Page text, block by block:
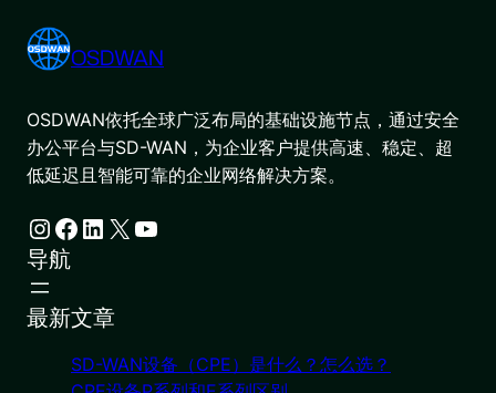
OSDWAN
OSDWAN依托全球广泛布局的基础设施节点，通过安全
办公平台与SD-WAN，为企业客户提供高速、稳定、超
低延迟且智能可靠的企业网络解决方案。
Instagram Facebook LinkedIn X YouTube
导航
最新文章
SD-WAN设备（CPE）是什么？怎么选？